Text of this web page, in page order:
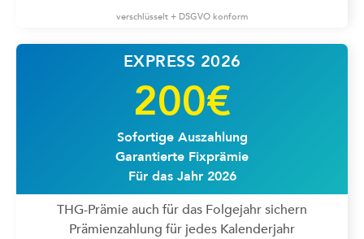
verschlüsselt + DSGVO konform
EXPRESS 2026
200€
Sofortige Auszahlung
Garantierte Fixprämie
Für das Jahr 2026
THG-Prämie auch für das Folgejahr sichern
Prämienzahlung für jedes Kalenderjahr